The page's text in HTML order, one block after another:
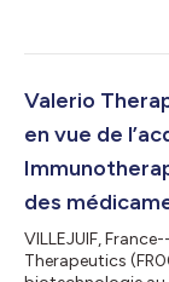
engageante avec
matière de
définitives
Valerio
en vue de
des
VILLEJUIF,
Therapeutics